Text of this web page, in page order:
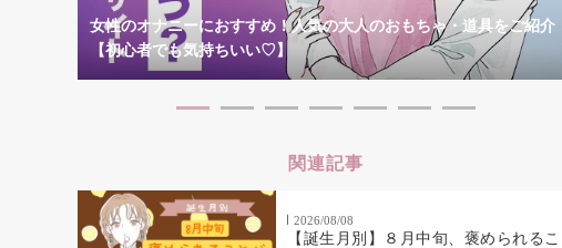
女性のオナニーにおすすめ！人気の大人のおもちゃ・道具をご紹介
【初心者でも気持ちいい♡】
関連記事
2026/08/08
【誕生月別】８月中旬、褒められるこ